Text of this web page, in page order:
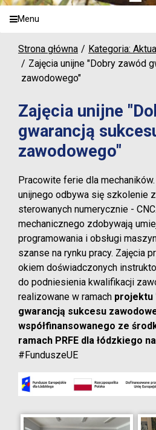
Menu
Strona główna
Kategoria:
Zajęcia unijne "Dobry zawód
zawodowego"
Zajęcia unijne
gwarancją
zawodowego"
Pracowite ferie dla
unijnego odbywa się szkolenie
sterowanych numerycznie -
mechanicznego zdobywają
programowania i obsługi
szanse na rynku pracy. Zajęcia
okiem doświadczonych
do podniesienia kwalifikacji
realizowane w ramach projektu
gwarancją sukcesu
współfinansowanego ze
ramach PRFE dla łódzkiego
#FunduszeUE